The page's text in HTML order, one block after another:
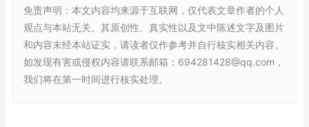
免责声明 ：本文内容均来源于互联网，仅代表文章作者的个人
观点与本站无关。其原创性、真实性以及文中陈述文字及图片
和内容未经本站证实，请读者仅作参考并自行核实相关内容。
如发现有害或侵权内容请联系邮箱：694281428@qq.com，
我们将在第一时间进行核实处理。